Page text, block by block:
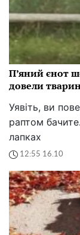
П’яний єнот
довели
Уявіть, ви
раптом
лапках
12:55 16.10